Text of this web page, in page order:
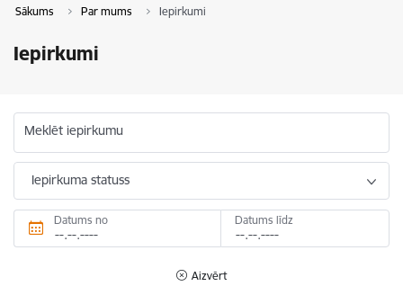
Sākums Par mums Iepirkumi
Iepirkumi
Meklēt iepirkumu
Iepirkuma statuss
Datums no Datums līdz
Aizvērt